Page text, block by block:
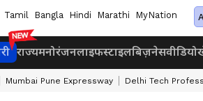
Tamil Bangla Hindi Marathi MyNation
राज्यमनोरंजनलाइफस्टाइलबिज़नेसवीडियो
Mumbai Pune Expressway Delhi Tech